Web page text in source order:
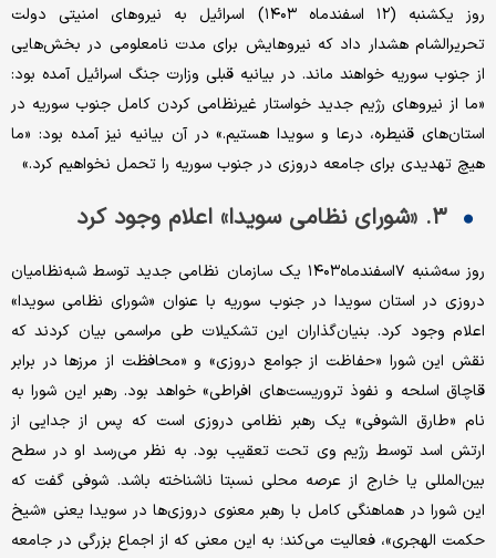
روز یکشنبه (۱۲ اسفندماه ۱۴۰۳) اسرائیل به نیروهای امنیتی دولت
تحریرالشام هشدار داد که نیروهایش برای مدت نامعلومی در بخش‌هایی
از جنوب سوریه خواهند ماند. در بیانیه قبلی وزارت جنگ اسرائیل آمده بود:
«ما از نیروهای رژیم جدید خواستار غیرنظامی کردن کامل جنوب سوریه در
استان‌های قنیطره، درعا و سویدا هستیم.» در آن بیانیه نیز آمده بود: «ما
هیچ تهدیدی برای جامعه دروزی در جنوب سوریه را تحمل نخواهیم کرد.»
۳. «شورای نظامی سویدا» اعلام وجود کرد
روز سه‌شنبه ۷اسفندماه۱۴۰۳ یک سازمان نظامی جدید توسط شبه‌نظامیان
دروزی در استان سویدا در جنوب سوریه با عنوان «شورای نظامی سویدا»
اعلام وجود کرد. بنیان‌گذاران این تشکیلات طی مراسمی بیان کردند که
نقش این شورا «حفاظت از جوامع دروزی» و «محافظت از مرزها در برابر
قاچاق اسلحه و نفوذ تروریست‌های افراطی» خواهد بود. رهبر این شورا به
نام «طارق الشوفی» یک رهبر نظامی دروزی است که پس از جدایی از
ارتش اسد توسط رژیم وی تحت تعقیب بود. به نظر می‌رسد او در سطح
بین‌المللی یا خارج از عرصه‌ محلی نسبتا ناشناخته باشد. شوفی گفت که
این شورا در هماهنگی کامل با رهبر معنوی دروزی‌ها در سویدا یعنی «شیخ
حکمت الهجری»، فعالیت می‌کند؛ به این معنی که از اجماع بزرگی در جامعه